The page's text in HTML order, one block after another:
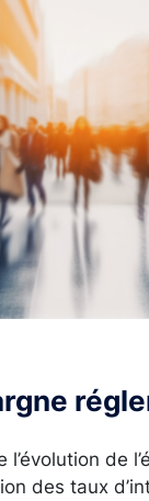
de
des taux